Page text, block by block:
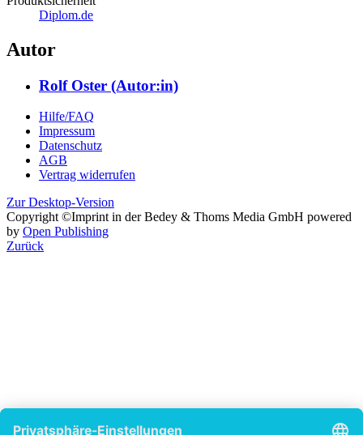
Diplom.de
Autor
Rolf Oster (Autor:in)
Hilfe/FAQ
Impressum
Datenschutz
AGB
Vertrag widerrufen
Zur Desktop-Version
Copyright ©Imprint in der Bedey & Thoms Media GmbH powered
by Open Publishing
Zurück